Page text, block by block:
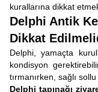
kurallarına dikkat
Delphi Antik
Dikkat
Delphi, yamaçta
kondisyon
tırmanırken, sağlı
Delphi tapınağı